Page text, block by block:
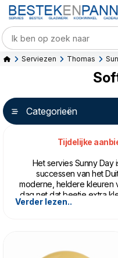
Serviezen Thomas
Categorieën
Tijdelijke
Het servies Sunny Day
successen van het
moderne, heldere kleuren
dag net dat beetje extra
is een zachtgeel, dat
Verder lezen..